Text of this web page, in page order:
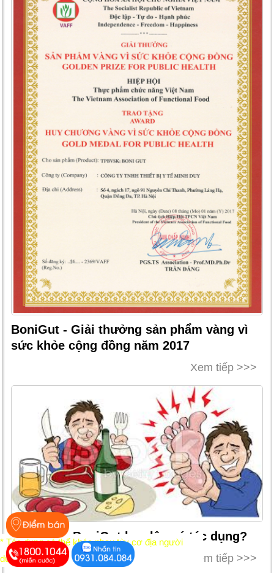
BoniGut - Giải thưởng sản phẩm vàng vì
sức khỏe cộng đồng năm 2017
Xem tiếp >>>
Hỏi: Dùng BoniGut bao lâu có tác dụng?
Xem tiếp >>>
* Tác dụng có thể khác nhau tùy cơ địa người
dùng